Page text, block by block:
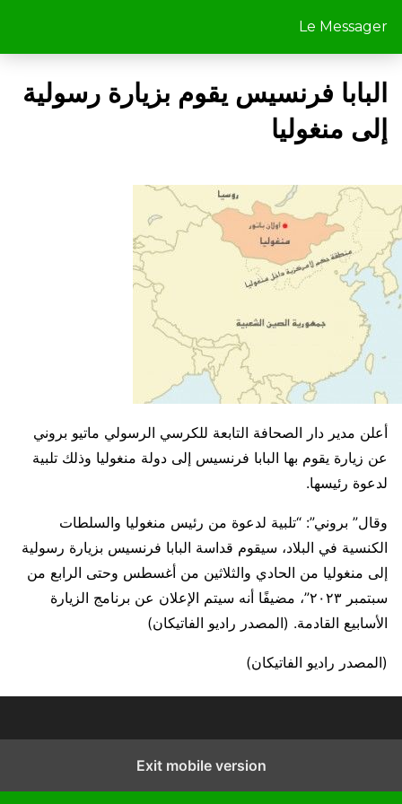
Le Messager
البابا فرنسيس يقوم بزيارة رسولية
إلى منغوليا
أعلن مدير دار الصحافة التابعة للكرسي الرسولي ماتيو بروني
عن زيارة يقوم بها البابا فرنسيس إلى دولة منغوليا وذلك تلبية
لدعوة رئيسها.
وقال” بروني”: “تلبية لدعوة من رئيس منغوليا والسلطات
الكنسية في البلاد، سيقوم قداسة البابا فرنسيس بزيارة رسولية
إلى منغوليا من الحادي والثلاثين من أغسطس وحتى الرابع من
سبتمبر ٢٠٢٣”، مضيفًا أنه سيتم الإعلان عن برنامج الزيارة
الأسابيع القادمة. (المصدر راديو الفاتيكان)
(المصدر راديو الفاتيكان)
Exit mobile version